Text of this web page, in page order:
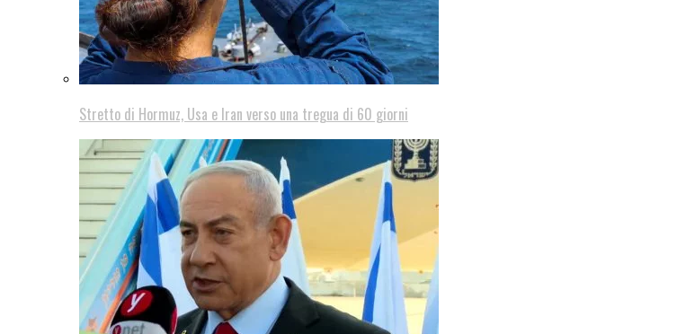
Stretto di Hormuz, Usa e Iran verso una tregua di 60 giorni